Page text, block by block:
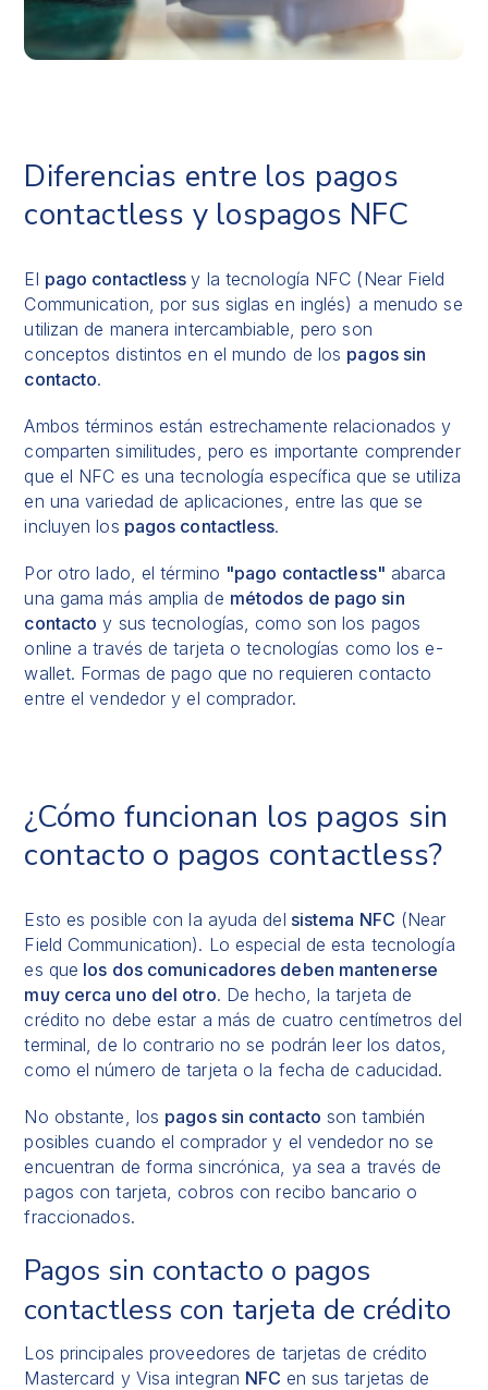
Diferencias entre los pagos
contactless y lospagos NFC
El pago contactlessy la tecnología NFC (Near Field
Communication, por sus siglas en inglés) a menudo se
utilizan de manera intercambiable, pero son
conceptos distintos en el mundo de los pagos sin
contacto.
Ambos términos están estrechamente relacionados y
comparten similitudes, pero es importante comprender
que el NFC es una tecnología específica que se utiliza
en una variedad de aplicaciones, entre las que se
incluyen los pagos contactless.
Por otro lado, el término "pago contactless" abarca
una gama más amplia de métodos de pago sin
contacto y sus tecnologías, como son los pagos
online a través de tarjeta o tecnologías como los e-
wallet. Formas de pago que no requieren contacto
entre el vendedor y el comprador.
¿Cómo funcionan los pagos sin
contacto o pagos contactless?
Esto es posible con la ayuda del sistema NFC (Near
Field Communication). Lo especial de esta tecnología
es que los dos comunicadores deben mantenerse
muy cerca uno del otro. De hecho, la tarjeta de
crédito no debe estar a más de cuatro centímetros del
terminal, de lo contrario no se podrán leer los datos,
como el número de tarjeta o la fecha de caducidad.
No obstante, los pagos sin contacto son también
posibles cuando el comprador y el vendedor no se
encuentran de forma sincrónica, ya sea a través de
pagos con tarjeta ,cobros con recibo bancario o
fraccionados.
Pagos sin contacto o pagos
contactless con tarjeta de crédito
Los principales proveedores de tarjetas de crédito
Mastercard y Visa integran NFC en sus tarjetas de